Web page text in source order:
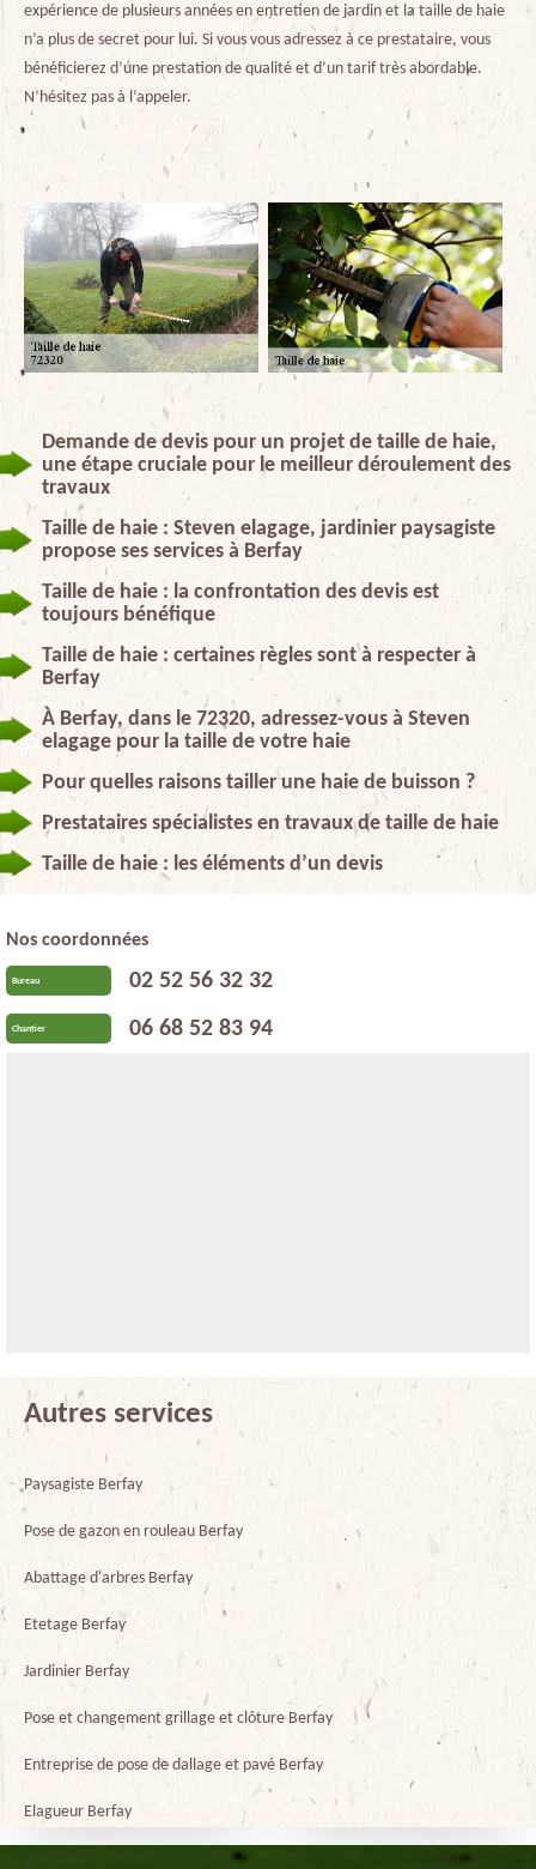
expérience de plusieurs années en entretien de jardin et la taille de haie
n’a plus de secret pour lui. Si vous vous adressez à ce prestataire, vous
bénéficierez d’une prestation de qualité et d’un tarif très abordable.
N’hésitez pas à l’appeler.
Demande de devis pour un projet de taille de haie,
une étape cruciale pour le meilleur déroulement des
travaux
Taille de haie : Steven elagage, jardinier paysagiste
propose ses services à Berfay
Taille de haie : la confrontation des devis est
toujours bénéfique
Taille de haie : certaines règles sont à respecter à
Berfay
À Berfay, dans le 72320, adressez-vous à Steven
elagage pour la taille de votre haie
Pour quelles raisons tailler une haie de buisson ?
Prestataires spécialistes en travaux de taille de haie
Taille de haie : les éléments d’un devis
Nos coordonnées
Bureau 02 52 56 32 32
Chantier 06 68 52 83 94
Autres services
Paysagiste Berfay
Pose de gazon en rouleau Berfay
Abattage d'arbres Berfay
Etetage Berfay
Jardinier Berfay
Pose et changement grillage et clôture Berfay
Entreprise de pose de dallage et pavé Berfay
Elagueur Berfay